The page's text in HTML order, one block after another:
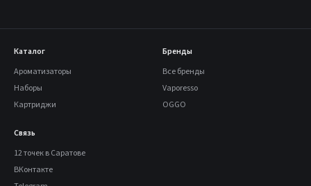
Каталог
Ароматизаторы
Наборы
Картриджи
Бренды
Все бренды
Vaporesso
OGGO
Связь
12 точек в Саратове
ВКонтакте